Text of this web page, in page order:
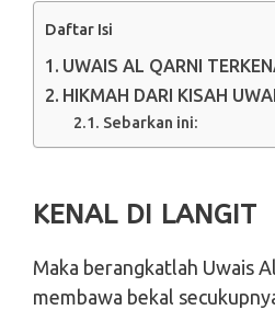
Daftar Isi
UWAIS AL QARNI
HIKMAH DARI KISAH
Sebarkan ini:
KENAL DI LANGIT
Maka berangkatlah Uwais
membawa bekal